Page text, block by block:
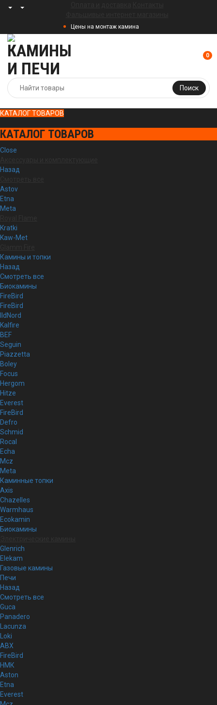
Цены на монтаж камина
Поиск
0
КАТАЛОГ ТОВАРОВ
КАТАЛОГ ТОВАРОВ
Close
Назад
Astov
Etna
Meta
Kratki
Kaw-Met
Камины и топки
Назад
Смотреть все
Биокамины
FireBird
FireBird
IldNord
Kalfire
BEF
Seguin
Piazzetta
Boley
Focus
Hergom
Hitze
Everest
FireBird
Defro
Schmid
Rocal
Echa
Mcz
Meta
Каминные топки
Axis
Chazelles
Warmhaus
Ecokamin
Биокамины
Glenrich
Elekam
Газовые камины
Печи
Назад
Смотреть все
Guca
Panadero
Lacunza
Loki
ABX
FireBird
НМК
Aston
Etna
Everest